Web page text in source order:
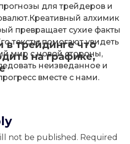
в трейдинге что
на графике,
для трейдеров и
алхимик
превращает сухие факты
тексты помогают увидеть
мир с новой стороны,
неизведанное и
вместе с нами.
not be published. Required